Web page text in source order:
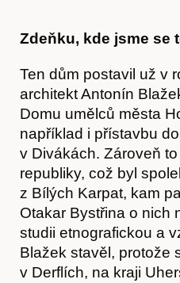
Zdeňku, kde jsme se
Ten dům postavil už v
architekt Antonín
Domu umělců města
například i přístavbu
v Divákách. Zároveň
republiky, což byl
z Bílých Karpat, kam
Otakar Bystřina o nich
studii etnografickou a
Blažek stavěl, protože
v Derflích, na kraji